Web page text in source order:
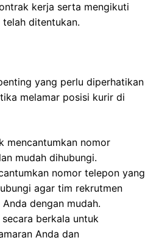
kerja serta mengikuti
ditentukan.
yang perlu diperhatikan
melamar posisi kurir di
mencantumkan nomor
mudah dihubungi.
nomor telepon yang
agar tim rekrutmen
dengan mudah.
berkala untuk
Anda dan